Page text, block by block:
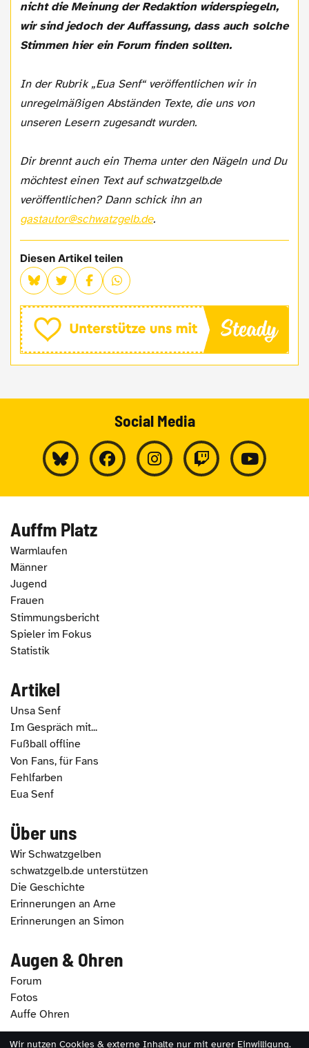
nicht die Meinung der Redaktion widerspiegeln,
wir sind jedoch der Auffassung, dass auch solche
Stimmen hier ein Forum finden sollten.
In der Rubrik „Eua Senf“ veröffentlichen wir in
unregelmäßigen Abständen Texte, die uns von
unseren Lesern zugesandt wurden.
Dir brennt auch ein Thema unter den Nägeln und Du
möchtest einen Text auf schwatzgelb.de
veröffentlichen? Dann schick ihn an
gastautor@schwatzgelb.de.
Diesen Artikel teilen
Social Media
Auffm Platz
Warmlaufen
Männer
Jugend
Frauen
Stimmungsbericht
Spieler im Fokus
Statistik
Artikel
Unsa Senf
Im Gespräch mit...
Fußball offline
Von Fans, für Fans
Fehlfarben
Eua Senf
Über uns
Wir Schwatzgelben
schwatzgelb.de unterstützen
Die Geschichte
Erinnerungen an Arne
Erinnerungen an Simon
Augen & Ohren
Forum
Fotos
Auffe Ohren
Wir nutzen Cookies & externe Inhalte nur mit eurer Einwilligung.